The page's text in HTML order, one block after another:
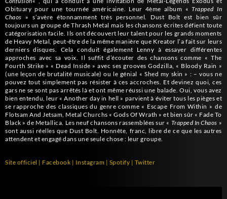
Obituary pour une tournée américaine. Leur 4ème album «Trapped In
Chaos » s’avère étonnamment très personnel. Dust Bolt est bien sûr
toujours un groupe de Thrash Metal mais les chansons écrites défient toute
catégorisation facile. Ils ont découvert leur talent pour les grands moments
de Heavy Metal, peut-être de la même manière que Kreator l’a fait sur leurs
derniers disques. Cela conduit également Lenny à essayer différentes
approches avec sa voix. Il suffit d’écouter des chansons comme « The
Fourth Strike » « Dead Inside » avec ses grooves Godzilla, « Bloody Rain »
(une leçon de brutalité musicale) ou le génial « Shed my skin » : – vous ne
pouvez tout simplement pas résister à ces accroches. Et devinez quoi, ces
gars ne se sont pas arrêtés là et ont même réussi une balade. Oui, vous avez
bien entendu, leur « Another day in hell » parvient à éviter tous les pièges et
se rapproche des classiques du genre comme « Escape From Within » de
Flotsam And Jetsam, Metal Churchs « Gods Of Wrath » et bien sûr « Fade To
Black » de Metallica. Les neuf chansons rassemblées sur « Trapped In Chaos »
sont aussi réelles que Dust Bolt. Honnête, franc, libre de ce que les autres
attendent et engagé dans une seule chose : leur groupe.
Site officiel | Facebook | Instagram | Spotify | Twitter